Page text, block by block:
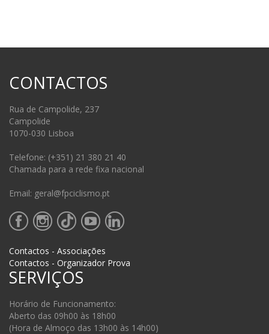
CONTACTOS
Rua de Campolide, 237
Campolide
1070-030 Lisboa
Telefone: (+351) 21 380 21 40
Chamada para a rede fixa nacional
Email: geral@fpciclismo.pt
Contactos - Associações
Contactos - Organizador Prova
SERVIÇOS
Horário de Funcionamento:
Aberto das 09h00 às 18h00
(Hora de Almoço das 13h00 às 14h00)